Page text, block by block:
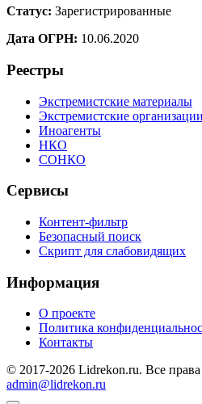
Статус: Зарегистрированные
Дата ОГРН: 10.06.2020
Реестры
Экстремистские материалы
Экстремистские организации
Иноагенты
НКО
СОНКО
Сервисы
Контент-фильтр
Безопасный поиск
Скрипт для слабовидящих
Информация
О проекте
Политика
Контакты
© 2017-2026 Lidrekon.ru. Все
admin@lidrekon.ru